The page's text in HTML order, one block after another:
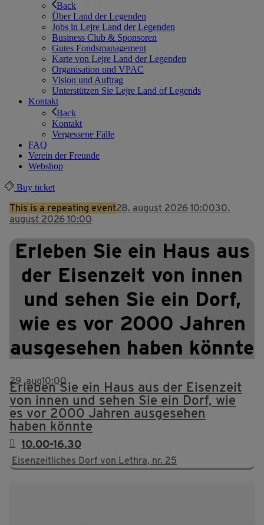
Back
Über Land der Legenden
Jobs in Lejre Land der Legenden
Business Club & Sponsoren
Gutes Fondsmanagement
Karte von Lejre Land der Legenden
Organisation und VPAC
Vision und Auftrag
Unterstützen Sie Lejre Land of Legends
Kontakt
Back
Kontakt
Vergessene Fälle
FAQ
Verein der Freunde
Webshop
Buy ticket
This is a repeating event28. august 2026 10:0030.
august 2026 10:00
Erleben Sie ein Haus aus
der Eisenzeit von innen
und sehen Sie ein Dorf,
wie es vor 2000 Jahren
ausgesehen haben könnte
29 aug10:00
Erleben Sie ein Haus aus der Eisenzeit
von innen und sehen Sie ein Dorf, wie
es vor 2000 Jahren ausgesehen
haben könnte
10.00-16.30
Eisenzeitliches Dorf von Lethra, nr. 25